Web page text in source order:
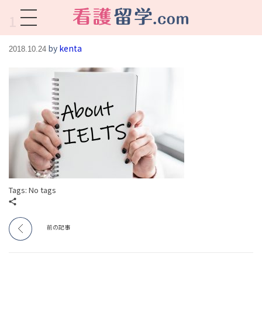
2018.10.24 by kenta
Tags: No tags
前の記事